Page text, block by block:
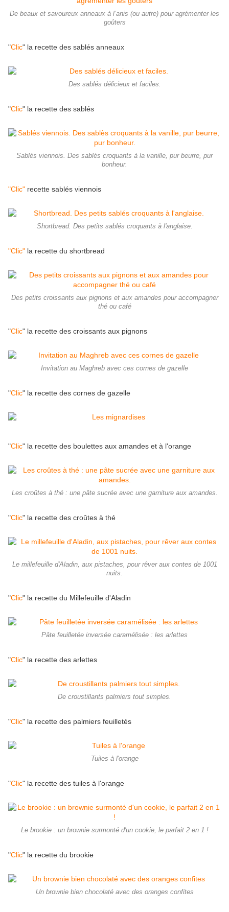
De beaux et savoureux anneaux à l’anis (ou autre) pour agrémenter les
goûters
"Clic" la recette des sablés anneaux
Des sablés délicieux et faciles.
"Clic" la recette des sablés
Sablés viennois. Des sablès croquants à la vanille, pur beurre, pur
bonheur.
"Clic" recette sablés viennois
Shortbread. Des petits sablés croquants à l'anglaise.
"Clic" la recette du shortbread
Des petits croissants aux pignons et aux amandes pour accompagner
thé ou café
"Clic" la recette des croissants aux pignons
Invitation au Maghreb avec ces cornes de gazelle
"Clic" la recette des cornes de gazelle
"Clic" la recette des boulettes aux amandes et à l'orange
Les croûtes à thé : une pâte sucrée avec une garniture aux amandes.
"Clic" la recette des croûtes à thé
Le millefeuille d'Aladin, aux pistaches, pour rêver aux contes de 1001
nuits.
"Clic" la recette du Millefeuille d'Aladin
Pâte feuilletée inversée caramélisée : les arlettes
"Clic" la recette des arlettes
De croustillants palmiers tout simples.
"Clic" la recette des palmiers feuilletés
Tuiles à l'orange
"Clic" la recette des tuiles à l'orange
Le brookie : un brownie surmonté d'un cookie, le parfait 2 en 1 !
"Clic" la recette du brookie
Un brownie bien chocolaté avec des oranges confites